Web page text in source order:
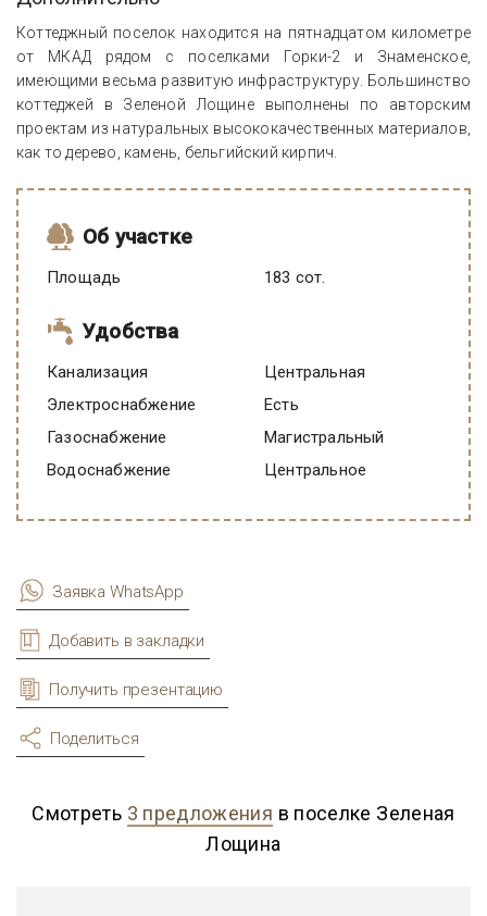
Коттеджный поселок находится на пятнадцатом километре
от МКАД рядом с поселками Горки-2 и Знаменское,
имеющими весьма развитую инфраструктуру. Большинство
коттеджей в Зеленой Лощине выполнены по авторским
проектам из натуральных высококачественных материалов,
как то дерево, камень, бельгийский кирпич.
Об участке
Площадь 183 сот.
Удобства
Канализация
Центральная
Электроснабжение
есть
Газоснабжение
Магистральный
Водоснабжение
Центральное
Заявка WhatsApp
Добавить в закладки
Получить презентацию
Поделиться
Смотреть 3 предложения в поселке Зеленая
Лощина